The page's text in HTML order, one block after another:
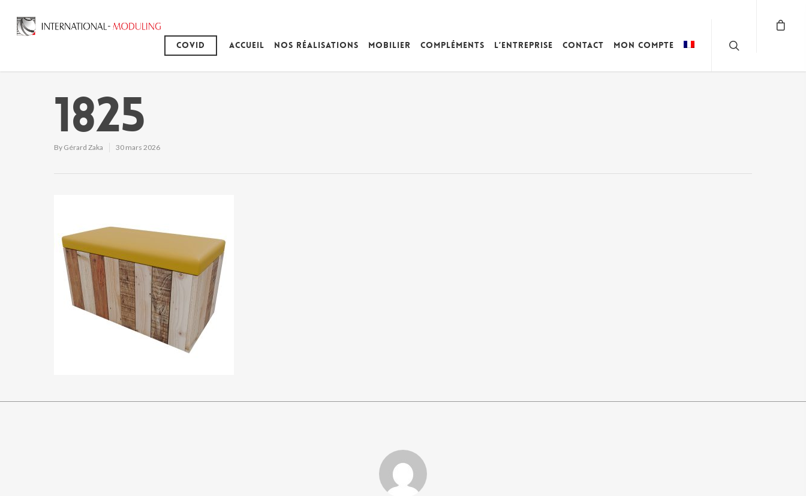
Covid Accueil Nos réalisations Mobilier Compléments L’entreprise Contact Mon compte
1825
By Gérard Zaka 30 mars 2026